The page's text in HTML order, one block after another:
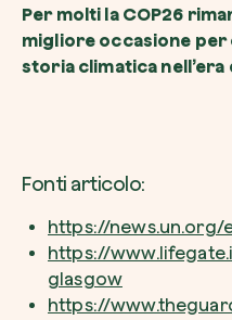
Per molti la COP26
migliore occasione per
storia climatica nell’era
Fonti articolo:
https://news.un.org/
https://
glasgow
https://